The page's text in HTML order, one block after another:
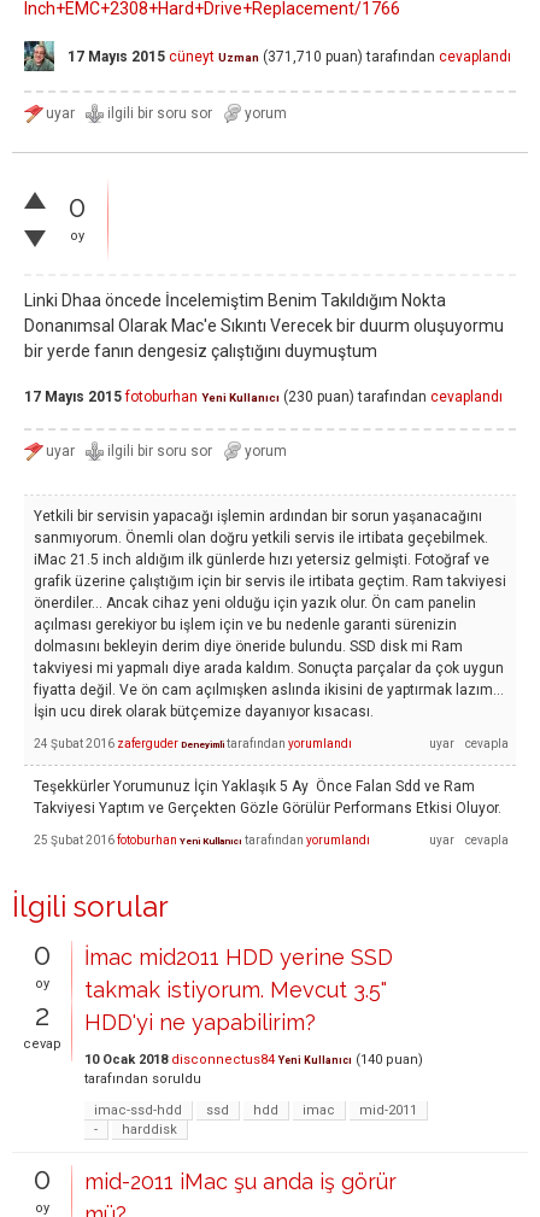
Inch+EMC+2308+Hard+Drive+Replacement/1766
17 Mayıs 2015 cüneyt Uzman (371,710 puan) tarafından cevaplandı
0
oy
Linki Dhaa öncede İncelemiştim Benim Takıldığım Nokta
Donanımsal Olarak Mac'e Sıkıntı Verecek bir duurm oluşuyormu
bir yerde fanın dengesiz çalıştığını duymuştum
17 Mayıs 2015 fotoburhan Yeni Kullanıcı (230 puan) tarafından cevaplandı
Yetkili bir servisin yapacağı işlemin ardından bir sorun yaşanacağını
sanmıyorum. Önemli olan doğru yetkili servis ile irtibata geçebilmek.
iMac 21.5 inch aldığım ilk günlerde hızı yetersiz gelmişti. Fotoğraf ve
grafik üzerine çalıştığım için bir servis ile irtibata geçtim. Ram takviyesi
önerdiler... Ancak cihaz yeni olduğu için yazık olur. Ön cam panelin
açılması gerekiyor bu işlem için ve bu nedenle garanti sürenizin
dolmasını bekleyin derim diye öneride bulundu. SSD disk mi Ram
takviyesi mi yapmalı diye arada kaldım. Sonuçta parçalar da çok uygun
fiyatta değil. Ve ön cam açılmışken aslında ikisini de yaptırmak lazım...
İşin ucu direk olarak bütçemize dayanıyor kısacası.
24 Şubat 2016 zaferguder Deneyimli tarafından yorumlandı
Teşekkürler Yorumunuz İçin Yaklaşık 5 Ay Önce Falan Sdd ve Ram
Takviyesi Yaptım ve Gerçekten Gözle Görülür Performans Etkisi Oluyor.
25 Şubat 2016fotoburhan Yeni Kullanıcı tarafından yorumlandı
İlgili sorular
0
oy
2
cevap
İmac mid2011 HDD yerine SSD
takmak istiyorum. Mevcut 3.5"
HDD'yi ne yapabilirim?
10 Ocak 2018 disconnectus84 Yeni Kullanıcı (140 puan)
tarafından soruldu
imac-ssd-hdd
ssd hdd imac
mid-2011
-
harddisk
0
oy
mid-2011 iMac şu anda iş görür